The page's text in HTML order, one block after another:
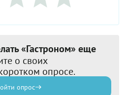
«Гастроном» еще
о своих
опросе.
опрос